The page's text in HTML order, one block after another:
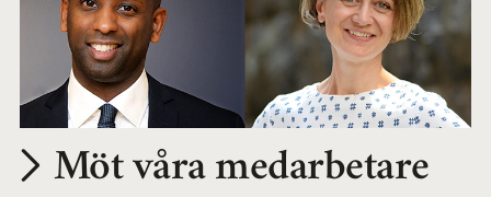
Möt våra medarbetare